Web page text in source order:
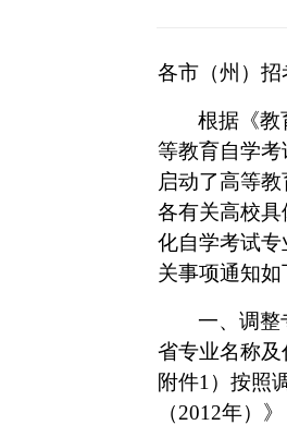
各市（州）
根据《教
等教育自学
启动了高等
各有关高校
化自学考试
关事项通知如
一、调整
省专业名称
附件1）按照
（2012年）